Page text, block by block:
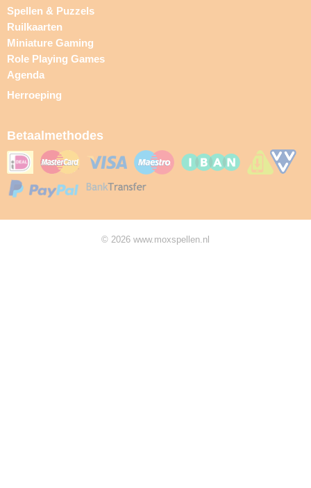
Spellen & Puzzels
Ruilkaarten
Miniature Gaming
Role Playing Games
Agenda
Herroeping
Betaalmethodes
© 2026 www.moxspellen.nl